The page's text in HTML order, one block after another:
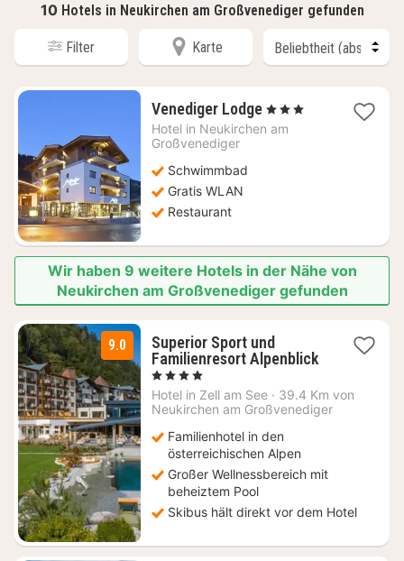
10 Hotels in Neukirchen am Großvenediger gefunden
Filter Karte
Venediger Lodge1
Nacht
, 3 Sterne
Hotel in Neukirchen am
Großvenediger
Schwimmbad
Gratis WLAN
Restaurant
Wir haben 9 weitere Hotels in der Nähe von
Neukirchen am Großvenediger gefunden
9.0
Superior Sport und
Familienresort Alpenblick
2
Nächte
ab
€
, 4 Sterne
Hotel in Zell am See · 39.4 Km von
Neukirchen am Großvenediger
Familienhotel in den
österreichischen Alpen
Großer Wellnessbereich mit
beheiztem Pool
Skibus hält direkt vor dem Hotel